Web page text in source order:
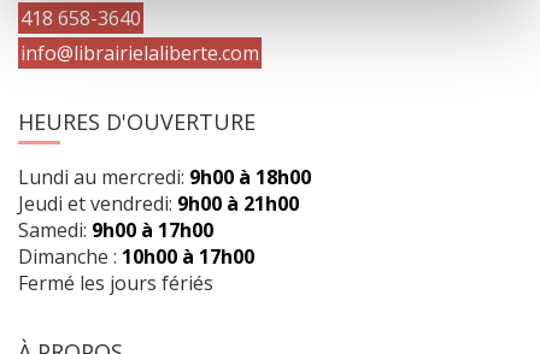
418 658-3640
info@librairielaliberte.com
HEURES D'OUVERTURE
Lundi au mercredi: 9h00 à 18h00
Jeudi et vendredi: 9h00 à 21h00
Samedi: 9h00 à 17h00
Dimanche : 10h00 à 17h00
Fermé les jours fériés